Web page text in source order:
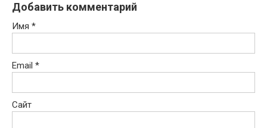
Добавить комментарий
Имя *
Email *
Сайт